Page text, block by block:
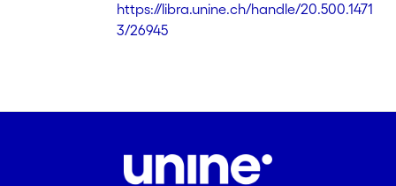
https://libra.unine.ch/handle/20.500.1471
3/26945